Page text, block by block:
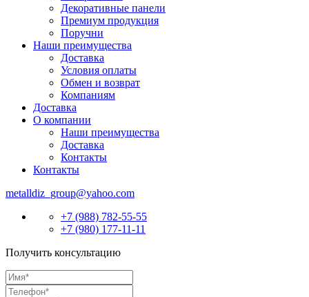
Декоративные панели
Премиум продукция
Поручни
Наши преимущества
Доставка
Условия оплаты
Обмен и возврат
Компаниям
Доставка
О компании
Наши преимущества
Доставка
Контакты
Контакты
metalldiz_group@yahoo.com
+7 (988) 782-55-55
+7 (980) 177-11-11
Получить консультацию